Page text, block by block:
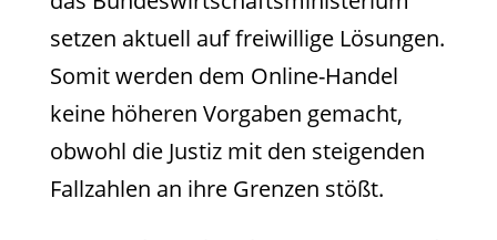
setzen aktuell auf freiwillige Lösungen.
Somit werden dem Online-Handel
keine höheren Vorgaben gemacht,
obwohl die Justiz mit den steigenden
Fallzahlen an ihre Grenzen stößt.